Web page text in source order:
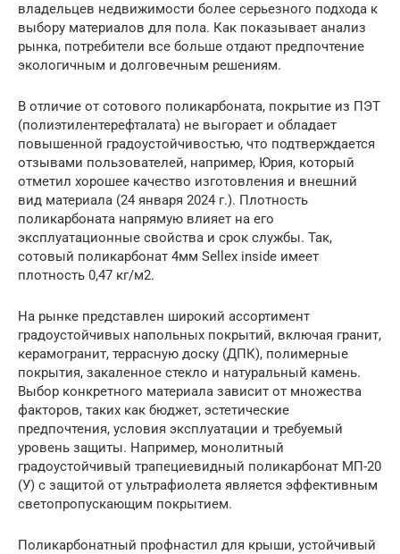
владельцев недвижимости более серьезного подхода к
выбору материалов для пола. Как показывает анализ
рынка, потребители все больше отдают предпочтение
экологичным и долговечным решениям.
В отличие от сотового поликарбоната, покрытие из ПЭТ
(полиэтилентерефталата) не выгорает и обладает
повышенной градоустойчивостью, что подтверждается
отзывами пользователей, например, Юрия, который
отметил хорошее качество изготовления и внешний
вид материала (24 января 2024 г.). Плотность
поликарбоната напрямую влияет на его
эксплуатационные свойства и срок службы. Так,
сотовый поликарбонат 4мм Sellex inside имеет
плотность 0,47 кг/м2.
На рынке представлен широкий ассортимент
градоустойчивых напольных покрытий, включая гранит,
керамогранит, террасную доску (ДПК), полимерные
покрытия, закаленное стекло и натуральный камень.
Выбор конкретного материала зависит от множества
факторов, таких как бюджет, эстетические
предпочтения, условия эксплуатации и требуемый
уровень защиты. Например, монолитный
градоустойчивый трапециевидный поликарбонат МП-20
(У) с защитой от ультрафиолета является эффективным
светопропускающим покрытием.
Поликарбонатный профнастил для крыши, устойчивый